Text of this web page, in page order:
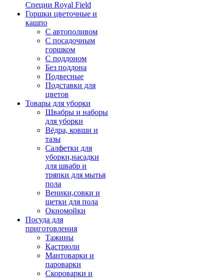
Специи Royal Field
Горшки цветочные и
кашпо
С автополивом
С посадочным
горшком
С поддоном
Без поддона
Подвесные
Подставки для
цветов
Товары для уборки
Швабры и наборы
для уборки
Вёдра, ковши и
тазы
Салфетки для
уборки,насадки
для швабр и
тряпки для мытья
пола
Веники,совки и
щетки для пола
Окномойки
Посуда для
приготовления
Тажины
Кастрюли
Мантоварки и
пароварки
Скороварки и